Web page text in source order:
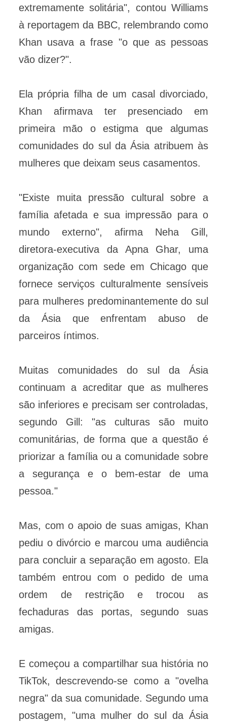
extremamente solitária", contou Williams
à reportagem da BBC, relembrando como
Khan usava a frase "o que as pessoas
vão dizer?".
Ela própria filha de um casal divorciado,
Khan afirmava ter presenciado em
primeira mão o estigma que algumas
comunidades do sul da Ásia atribuem às
mulheres que deixam seus casamentos.
"Existe muita pressão cultural sobre a
família afetada e sua impressão para o
mundo externo", afirma Neha Gill,
diretora-executiva da Apna Ghar, uma
organização com sede em Chicago que
fornece serviços culturalmente sensíveis
para mulheres predominantemente do sul
da Ásia que enfrentam abuso de
parceiros íntimos.
Muitas comunidades do sul da Ásia
continuam a acreditar que as mulheres
são inferiores e precisam ser controladas,
segundo Gill: "as culturas são muito
comunitárias, de forma que a questão é
priorizar a família ou a comunidade sobre
a segurança e o bem-estar de uma
pessoa."
Mas, com o apoio de suas amigas, Khan
pediu o divórcio e marcou uma audiência
para concluir a separação em agosto. Ela
também entrou com o pedido de uma
ordem de restrição e trocou as
fechaduras das portas, segundo suas
amigas.
E começou a compartilhar sua história no
TikTok, descrevendo-se como a "ovelha
negra" da sua comunidade. Segundo uma
postagem, "uma mulher do sul da Ásia